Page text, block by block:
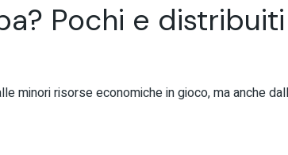
Pochi e distribuiti
minori risorse economiche in gioco, ma anche